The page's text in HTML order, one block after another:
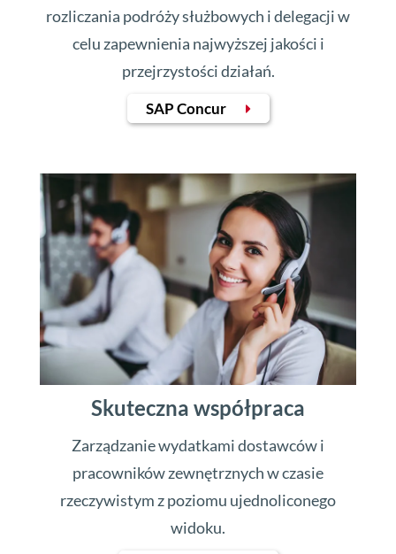
rozliczania podróży służbowych i delegacji w
celu zapewnienia najwyższej jakości i
przejrzystości działań.
SAP Concur
Skuteczna współpraca
Zarządzanie wydatkami dostawców i
pracowników zewnętrznych w czasie
rzeczywistym z poziomu ujednoliconego
widoku.